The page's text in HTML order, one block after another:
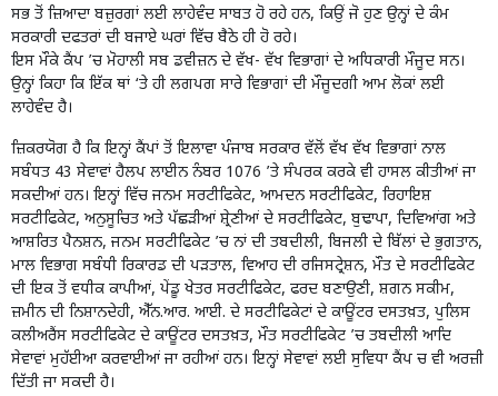
ਸਭ ਤੋਂ ਜ਼ਿਆਦਾ ਬਜ਼ੁਰਗਾਂ ਲਈ ਲਾਹੇਵੰਦ ਸਾਬਤ ਹੋ ਰਹੇ ਹਨ, ਕਿਉਂ ਜੋ ਹੁਣ ਉਨ੍ਹਾਂ ਦੇ ਕੰਮ
ਸਰਕਾਰੀ ਦਫਤਰਾਂ ਦੀ ਬਜਾਏ ਘਰਾਂ ਵਿੱਚ ਬੈਠੇ ਹੀ ਹੋ ਰਹੇ।
ਇਸ ਮੌਕੇ ਕੈਂਪ ’ਚ ਮੋਹਾਲੀ ਸਬ ਡਵੀਜ਼ਨ ਦੇ ਵੱਖ- ਵੱਖ ਵਿਭਾਗਾਂ ਦੇ ਅਧਿਕਾਰੀ ਮੌਜੂਦ ਸਨ।
ਉਨ੍ਹਾਂ ਕਿਹਾ ਕਿ ਇੱਕ ਥਾਂ ‘ਤੇ ਹੀ ਲਗਪਗ ਸਾਰੇ ਵਿਭਾਗਾਂ ਦੀ ਮੌਜੂਦਗੀ ਆਮ ਲੋਕਾਂ ਲਈ
ਲਾਹੇਵੰਦ ਹੈ।
ਜ਼ਿਕਰਯੋਗ ਹੈ ਕਿ ਇਨ੍ਹਾਂ ਕੈਂਪਾਂ ਤੋਂ ਇਲਾਵਾ ਪੰਜਾਬ ਸਰਕਾਰ ਵੱਲੋਂ ਵੱਖ ਵੱਖ ਵਿਭਾਗਾਂ ਨਾਲ
ਸਬੰਧਤ 43 ਸੇਵਾਵਾਂ ਹੈਲਪ ਲਾਈਨ ਨੰਬਰ 1076 ’ਤੇ ਸੰਪਰਕ ਕਰਕੇ ਵੀ ਹਾਸਲ ਕੀਤੀਆਂ ਜਾ
ਸਕਦੀਆਂ ਹਨ। ਇਨ੍ਹਾਂ ਵਿੱਚ ਜਨਮ ਸਰਟੀਫਿਕੇਟ, ਆਮਦਨ ਸਰਟੀਫਿਕੇਟ, ਰਿਹਾਇਸ਼
ਸਰਟੀਫਿਕੇਟ, ਅਨੁਸੂਚਿਤ ਅਤੇ ਪੱਛੜੀਆਂ ਸ਼੍ਰੇਣੀਆਂ ਦੇ ਸਰਟੀਫਿਕੇਟ, ਬੁਢਾਪਾ, ਦਿਵਿਆਂਗ ਅਤੇ
ਆਸ਼ਰਿਤ ਪੈਨਸ਼ਨ, ਜਨਮ ਸਰਟੀਫਿਕੇਟ ’ਚ ਨਾਂ ਦੀ ਤਬਦੀਲੀ, ਬਿਜਲੀ ਦੇ ਬਿੱਲਾਂ ਦੇ ਭੁਗਤਾਨ,
ਮਾਲ ਵਿਭਾਗ ਸਬੰਧੀ ਰਿਕਾਰਡ ਦੀ ਪੜਤਾਲ, ਵਿਆਹ ਦੀ ਰਜਿਸਟ੍ਰੇਸ਼ਨ, ਮੌਤ ਦੇ ਸਰਟੀਫਿਕੇਟ
ਦੀ ਇਕ ਤੋਂ ਵਧੀਕ ਕਾਪੀਆਂ, ਪੇਂਡੂ ਖੇਤਰ ਸਰਟੀਫਿਕੇਟ, ਫਰਦ ਬਣਾਉਣੀ, ਸ਼ਗਨ ਸਕੀਮ,
ਜ਼ਮੀਨ ਦੀ ਨਿਸ਼ਾਨਦੇਹੀ, ਐੱਨ.ਆਰ. ਆਈ. ਦੇ ਸਰਟੀਫਿਕੇਟਾਂ ਦੇ ਕਾਊਂਟਰ ਦਸਤਖ਼ਤ, ਪੁਲਿਸ
ਕਲੀਅਰੈਂਸ ਸਰਟੀਫਿਕੇਟ ਦੇ ਕਾਊਂਟਰ ਦਸਤਖ਼ਤ, ਮੌਤ ਸਰਟੀਫਿਕੇਟ ’ਚ ਤਬਦੀਲੀ ਆਦਿ
ਸੇਵਾਵਾਂ ਮੁਹੱਈਆ ਕਰਵਾਈਆਂ ਜਾ ਰਹੀਆਂ ਹਨ। ਇਨ੍ਹਾਂ ਸੇਵਾਵਾਂ ਲਈ ਸੁਵਿਧਾ ਕੈਂਪ ਚ ਵੀ ਅਰਜ਼ੀ
ਦਿੱਤੀ ਜਾ ਸਕਦੀ ਹੈ।